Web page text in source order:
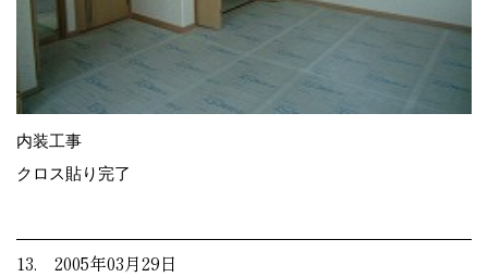
内装工事
クロス貼り完了
13. 2005年03月29日